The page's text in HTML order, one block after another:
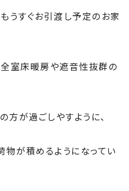
うすぐお引渡し予定のお家
室床暖房や遮音性抜群の
方が過ごしやすように、
物が積めるようになってい